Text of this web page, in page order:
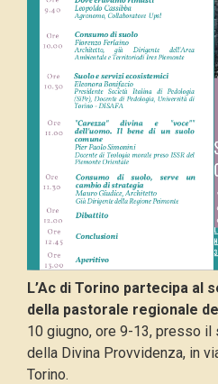
L’Ac di Torino partecipa al
della pastorale regionale
10 giugno, ore 9-13, presso il
della Divina Provvidenza, in
Torino.